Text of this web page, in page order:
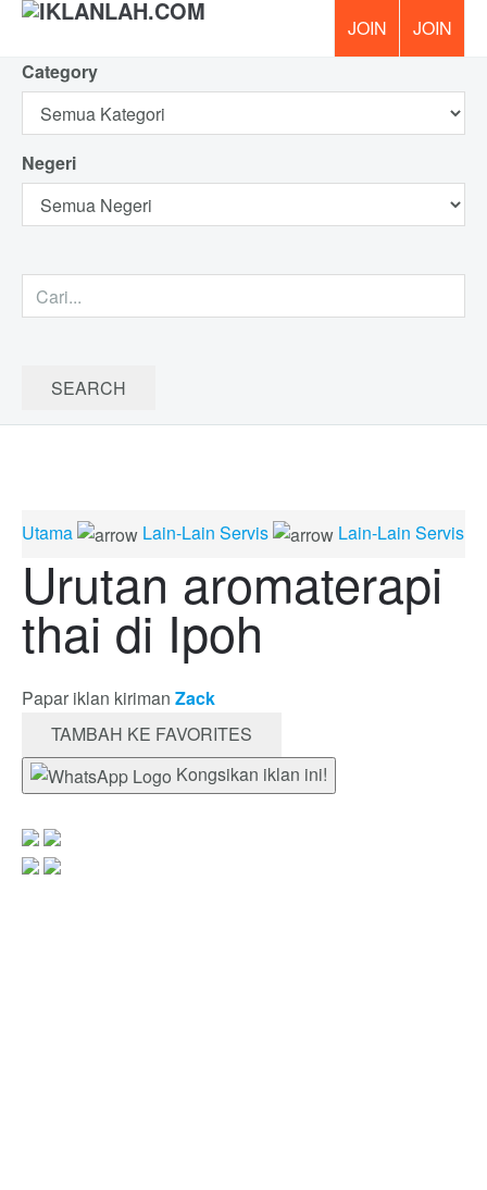
Category
Negeri
Utama Lain-Lain Servis Lain-Lain Servis
Urutan aromaterapi
thai di Ipoh
Papar iklan kiriman Zack
TAMBAH KE FAVORITES
Kongsikan iklan ini!